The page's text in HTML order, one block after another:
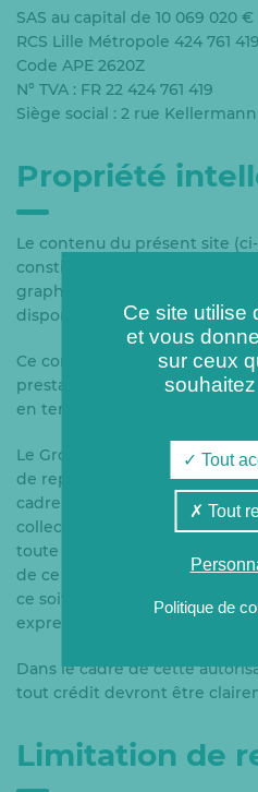
SAS au capital de 10 069 020 €
RCS Lille Métropole 424 761
Code APE 2620Z
N° TVA : FR 22 424 761 419
Siège social : 2 rue
Propriété
Le contenu du présent site
constitué notamment de
graphique ainsi que de
disponibles sur chacune des
Ce contenu est propriété du
prestataires et est protégé
en termes de propriété
Le Groupe Coriance consent
de reproduire tout ou partie
cadre d’un usage
collectif. Toute reproduction,
toute rediffusion ou
de ce contenu, sous quelque
ce soit, est strictement
expresse préalable et écrite
Dans le cadre de cette
tout crédit devront être
Limitation de
Ce site utilise
et vous
sur ceux
Tout
Tout
Politique de